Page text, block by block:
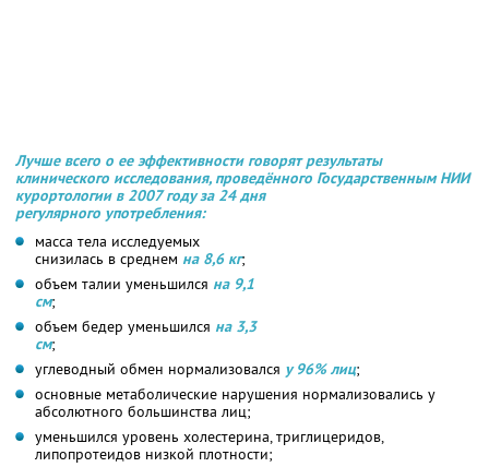
Лучше всего о ее эффективности говорят результаты
клинического исследования, проведённого Государственным НИИ
курортологии в 2007 году за 24 дня
регулярного употребления:
масса тела исследуемых
снизилась в среднем на 8,6 кг;
объем талии уменьшился на 9,1
см;
объем бедер уменьшился на 3,3
см;
углеводный обмен нормализовался у 96% лиц;
основные метаболические нарушения нормализовались у
абсолютного большинства лиц;
уменьшился уровень холестерина, триглицеридов,
липопротеидов низкой плотности;